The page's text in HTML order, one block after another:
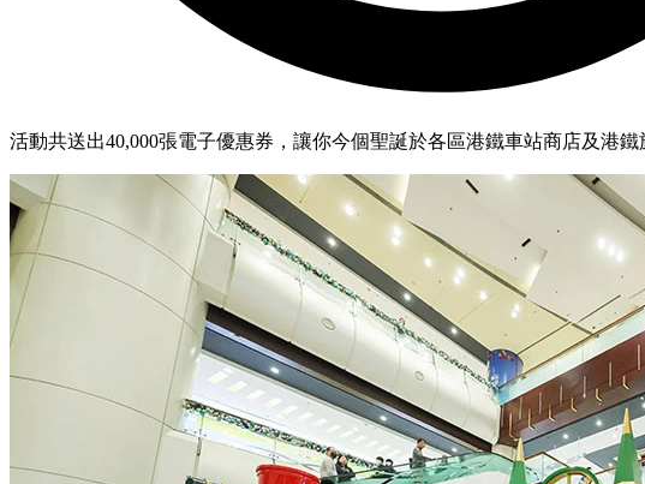
活動共送出40,000張電子優惠券，讓你今個聖誕於各區港鐵車站商店及港鐵